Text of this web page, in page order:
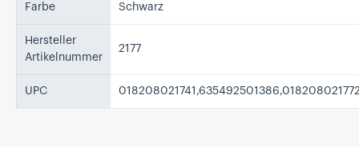
Farbe Schwarz
Hersteller
Artikelnummer
2177
UPC